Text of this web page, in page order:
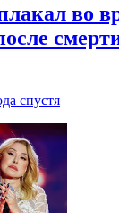
во
спустя